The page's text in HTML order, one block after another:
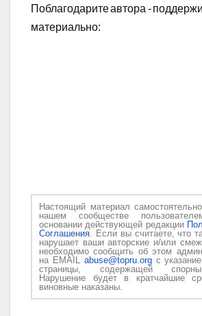
Поблагодарите автора -
материально:
Настоящий материал
нашем сообществе
основании действующей редакции
Соглашения . Если вы считаете, что
нарушает ваши авторские и/или
необходимо сообщить об этом
на EMAIL abuse@topru.orgс
страницы, содержащей
Нарушение будет в кратчайшие
виновные наказаны.